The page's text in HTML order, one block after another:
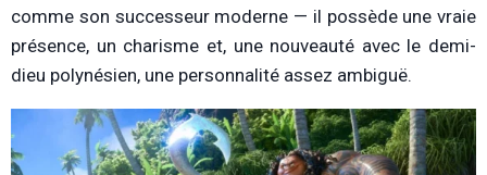
comme son successeur moderne — il possèdeune vraie
présence, un charisme et, une nouveauté avec le demi-
dieu polynésien, une personnalité assez ambiguë.